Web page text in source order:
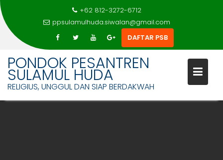
+62 812-3272-6712
ppsulamulhuda.siwalan@gmail.com
DAFTAR PSB
PONDOK PESANTREN
SULAMUL HUDA
RELIGIUS, UNGGUL DAN SIAP BERDAKWAH